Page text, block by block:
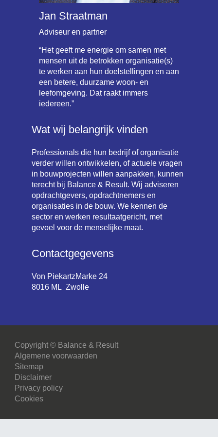
Jan Straatman
Adviseur en partner
“Het geeft me energie om samen met
mensen uit de betrokken organisatie(s)
te werken aan hun doelstellingen en aan
een betere, duurzame woon- en
leefomgeving. Dat raakt immers
iedereen.”
Wat wij belangrijk vinden
Professionals die hun bedrijf of organisatie
verder willen ontwikkelen, of actuele vragen
in bouwprojecten willen aanpakken, kunnen
terecht bij Balance & Result. Wij adviseren
opdrachtgevers, opdrachtnemers en
organisaties in de bouw. We kennen de
sector en werken resultaatgericht, met
gevoel voor de menselijke maat.
Contactgegevens
Von PiekartzMarke 24
8016 ML Zwolle
Copyright © Balance & Result
Algemene voorwaarden
Sitemap
Disclaimer
Privacy policy
Cookies